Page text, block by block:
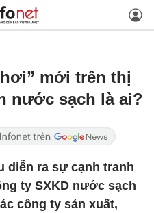
mới trên thị
nước sạch là ai?
diễn ra sự cạnh tranh
ty SXKD nước sạch
công ty sản xuất,